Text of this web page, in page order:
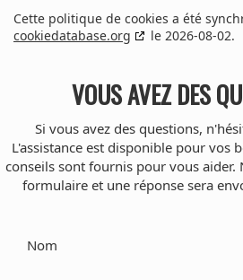
Cette politique de cookies a été
cookiedatabase.org
le 2026-08-02.
VOUS AVEZ DES
Si vous avez des questions,
L'assistance est disponible pour vos
conseils sont fournis pour vous aider.
formulaire et une réponse sera
Nom